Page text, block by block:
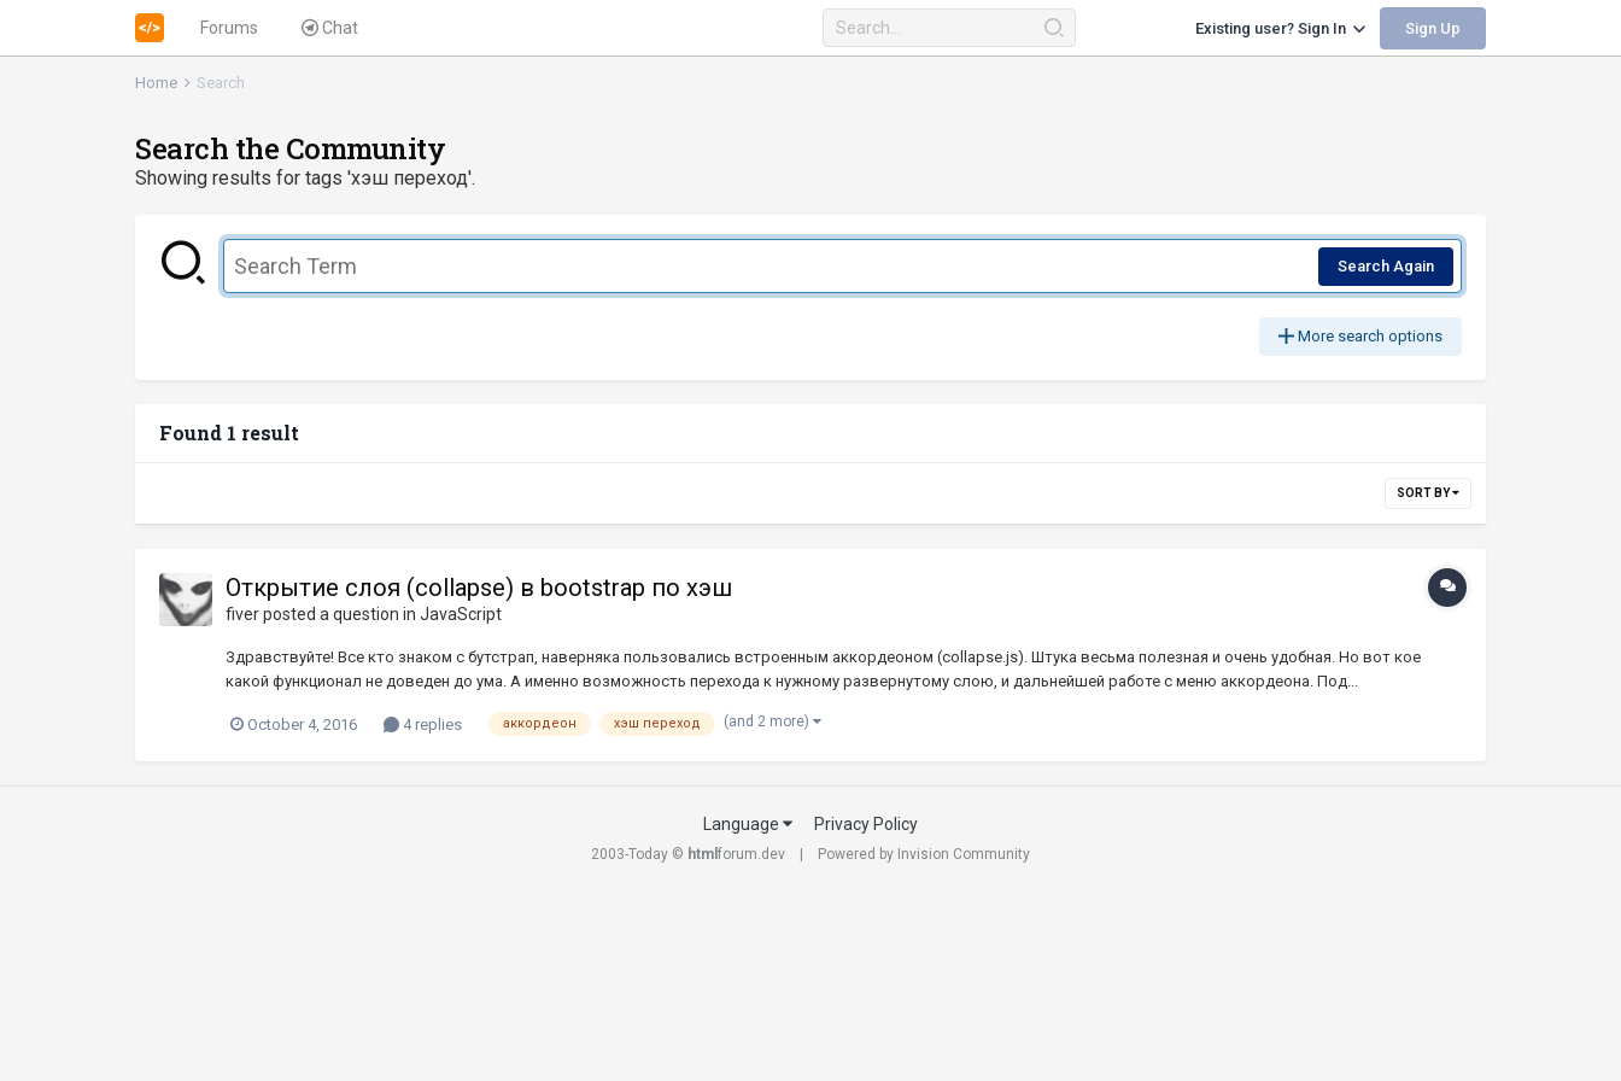
Forums Chat Existing user? Sign In Sign Up
Home Search
Search the Community
Showing results for tags 'хэш переход'.
Search Again
More search options
Found 1 result
SORT BY
Открытие слоя (collapse) в bootstrap по хэш
fiverposted a question in JavaScript
Здравствуйте! Все кто знаком с бутстрап, наверняка пользовались встроенным аккордеоном (collapse.js). Штука весьма полезная и очень удобная. Но вот кое
какой функционал не доведен до ума. А именно возможность перехода к нужному развернутому слою, и дальнейшей работе с меню аккордеона. Под...
October 4, 2016 4 replies аккордеон хэш переход (and 2 more)
Language Privacy Policy
2003-Today © html forum.dev Powered by Invision Community